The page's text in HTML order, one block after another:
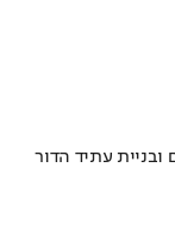
עתיד הדור